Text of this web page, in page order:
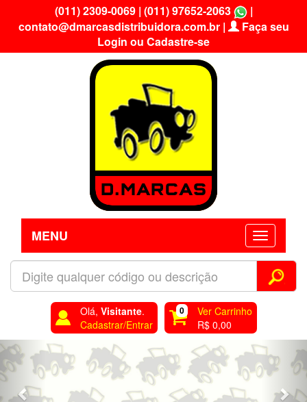
(011) 2309-0069| (011) 97652-2063
|
contato@dmarcasdistribuidora.com.br|
Faça seu
Login ou Cadastre-se
MENU
Olá, Visitante.
Cadastrar/Entrar
0
Ver Carrinho
R$ 0,00
Previous